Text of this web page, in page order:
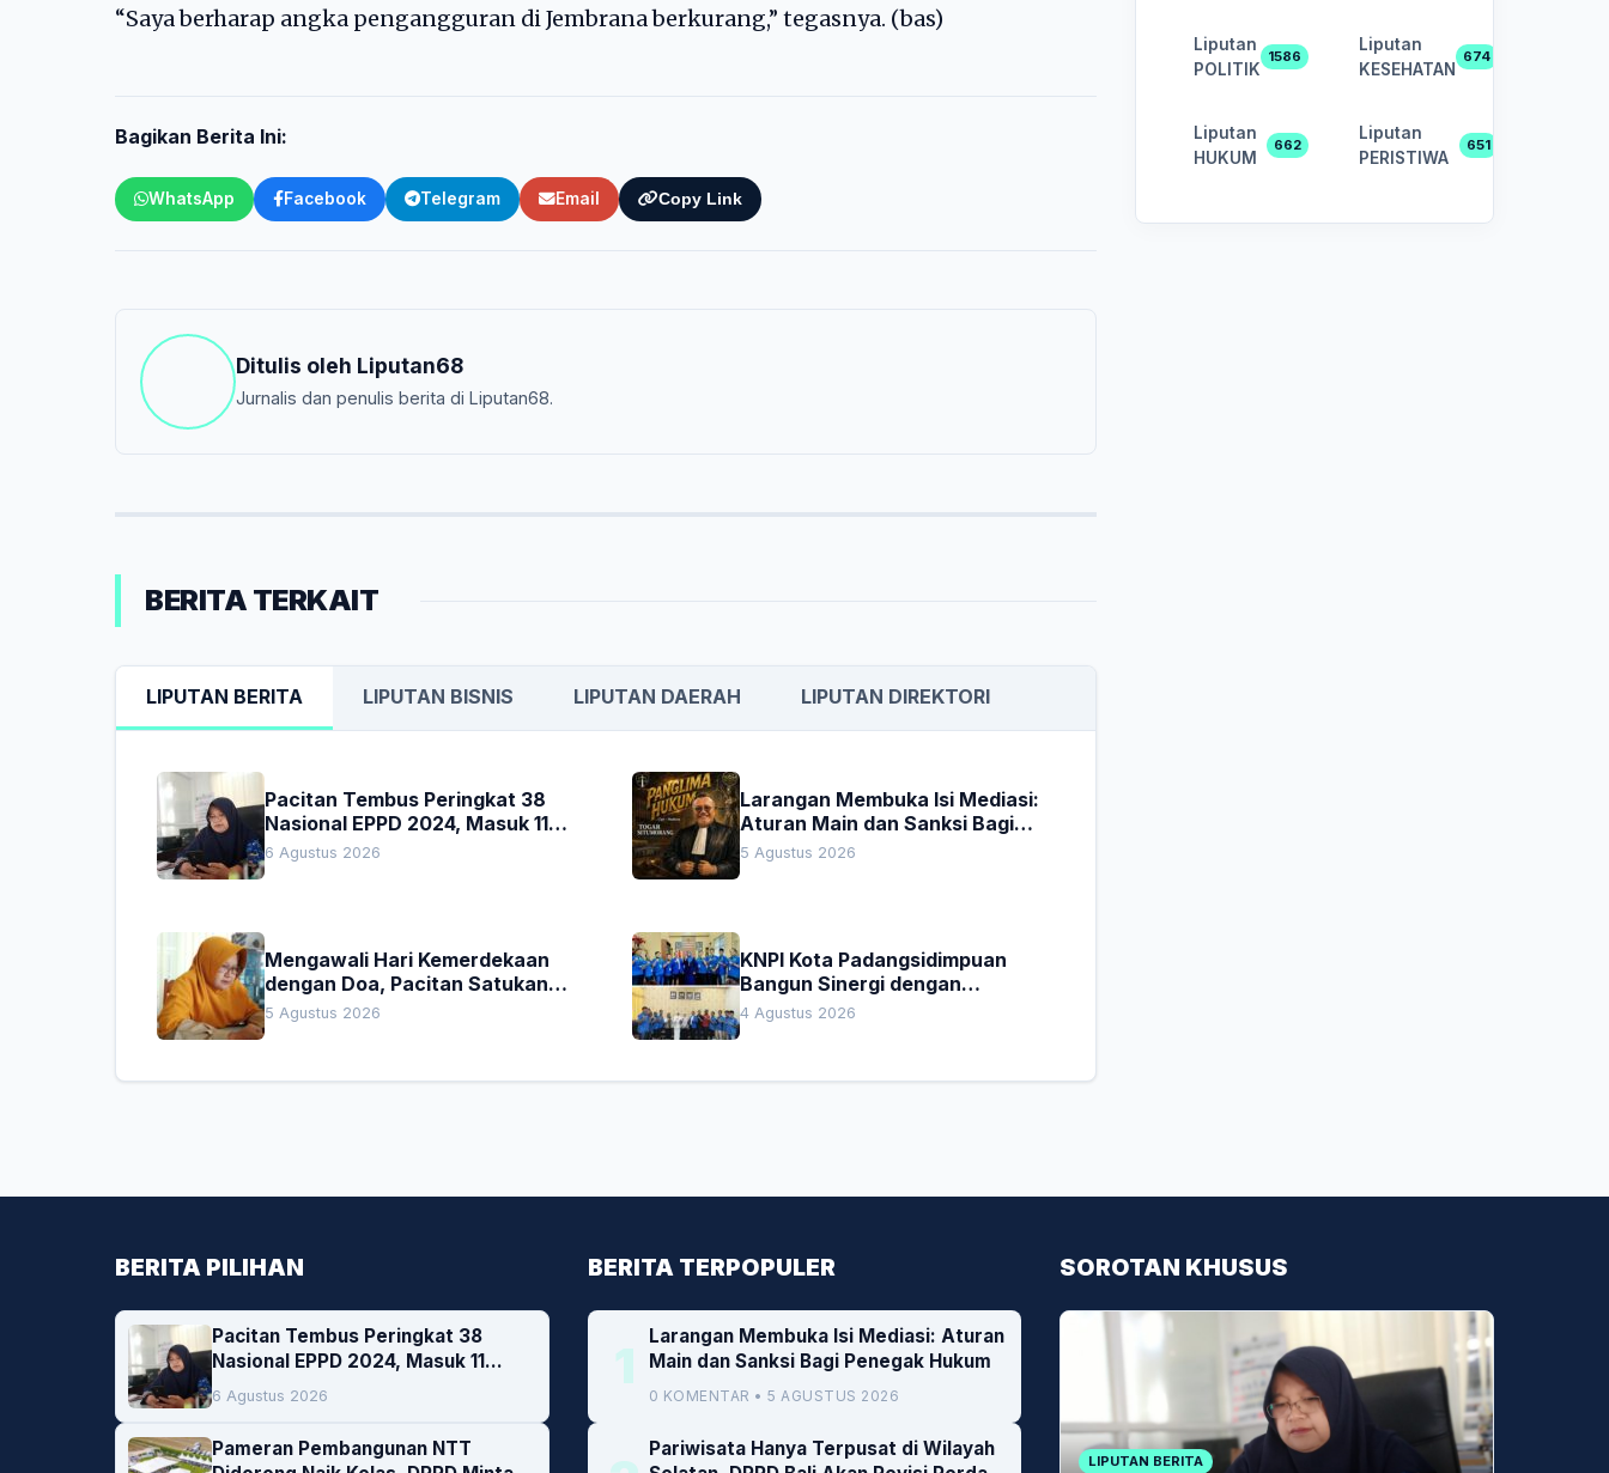
“Saya berharap angka pengangguran di Jembrana berkurang,” tegasnya. (bas)
Bagikan Berita Ini:
WhatsApp Facebook Telegram Email Copy Link
Ditulis oleh Liputan68
Jurnalis dan penulis berita di Liputan68.
BERITA TERKAIT
LIPUTAN BERITA LIPUTAN BISNIS LIPUTAN DAERAH LIPUTAN DIREKTORI
Pacitan Tembus Peringkat 38
Nasional EPPD 2024, Masuk 11
Besar di Jatim
6 Agustus 2026
Larangan Membuka Isi Mediasi:
Aturan Main dan Sanksi Bagi
Penegak Hukum
5 Agustus 2026
Mengawali Hari Kemerdekaan
dengan Doa, Pacitan Satukan
Hati untuk Indonesia
5 Agustus 2026
KNPI Kota Padangsidimpuan
Bangun Sinergi dengan
Pengadilan Negeri dan DPRD
4 Agustus 2026
Liputan
POLITIK
1586
Liputan
KESEHATAN
674
Liputan
HUKUM
662
Liputan
PERISTIWA
651
BERITA PILIHAN
Pacitan Tembus Peringkat 38
Nasional EPPD 2024, Masuk 11
Besar di Jatim
6 Agustus 2026
Pameran Pembangunan NTT
BERITA TERPOPULER
1
Larangan Membuka Isi Mediasi: Aturan
Main dan Sanksi Bagi Penegak Hukum
0 KOMENTAR • 5 AGUSTUS 2026
Pariwisata Hanya Terpusat di Wilayah
SOROTAN KHUSUS
LIPUTAN BERITA